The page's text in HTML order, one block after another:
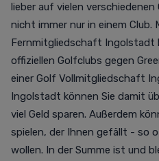
lieber auf vielen
nicht immer nur in einem Club.
Fernmitgliedschaft Ingolstadt
offiziellen Golfclubs gegen
einer Golf Vollmitgliedschaft
Ingolstadt können Sie damit
viel Geld sparen. Außerdem
spielen, der Ihnen gefällt - so
wollen. In der Summe ist und